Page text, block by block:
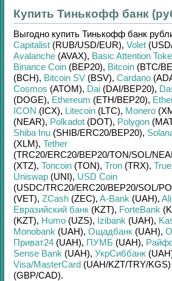
Купить Тинькофф банк
Выгодно купить Тинькофф банк
Capitalist (RUB/USD/EUR), Volet
Avalanche (AVAX), Basic Attention
Binance Coin (BEP20), Bitcoin (BTC/
(BCH), Bitcoin SV (BSV), Cardano
Cosmos (ATOM), Dai (DAI/BEP20),
(DOGE), Ethereum (ETH/BEP20),
ICON (ICX), Litecoin (LTC), Monero
(NEAR), Polkadot (DOT), Polygon
Shiba Inu (SHIB/ERC20/BEP20),
(XLM), Tether
(TRC20/ERC20/BEP20/TON/SOL/
(XTZ), Toncoin (TON), Tron (TRX),
Uniswap (UNI), USD Coin
(USDC/TRC20/ERC20/BEP20/SOL/
(VET), ZCash (ZEC), A-Bank (UAH),
Евразийский банк (KZT), ForteBank
(KZT), Humo (UZS), Izibank (UAH),
Monobank (UAH), Ощадбанк (UAH),
Приват24 (UAH), ПУМБ (UAH),
Sense Bank (UAH), УкрСиббанк
Visa/MasterCard (UAH/KZT/TRY/KGS)
(GBP/CAD).